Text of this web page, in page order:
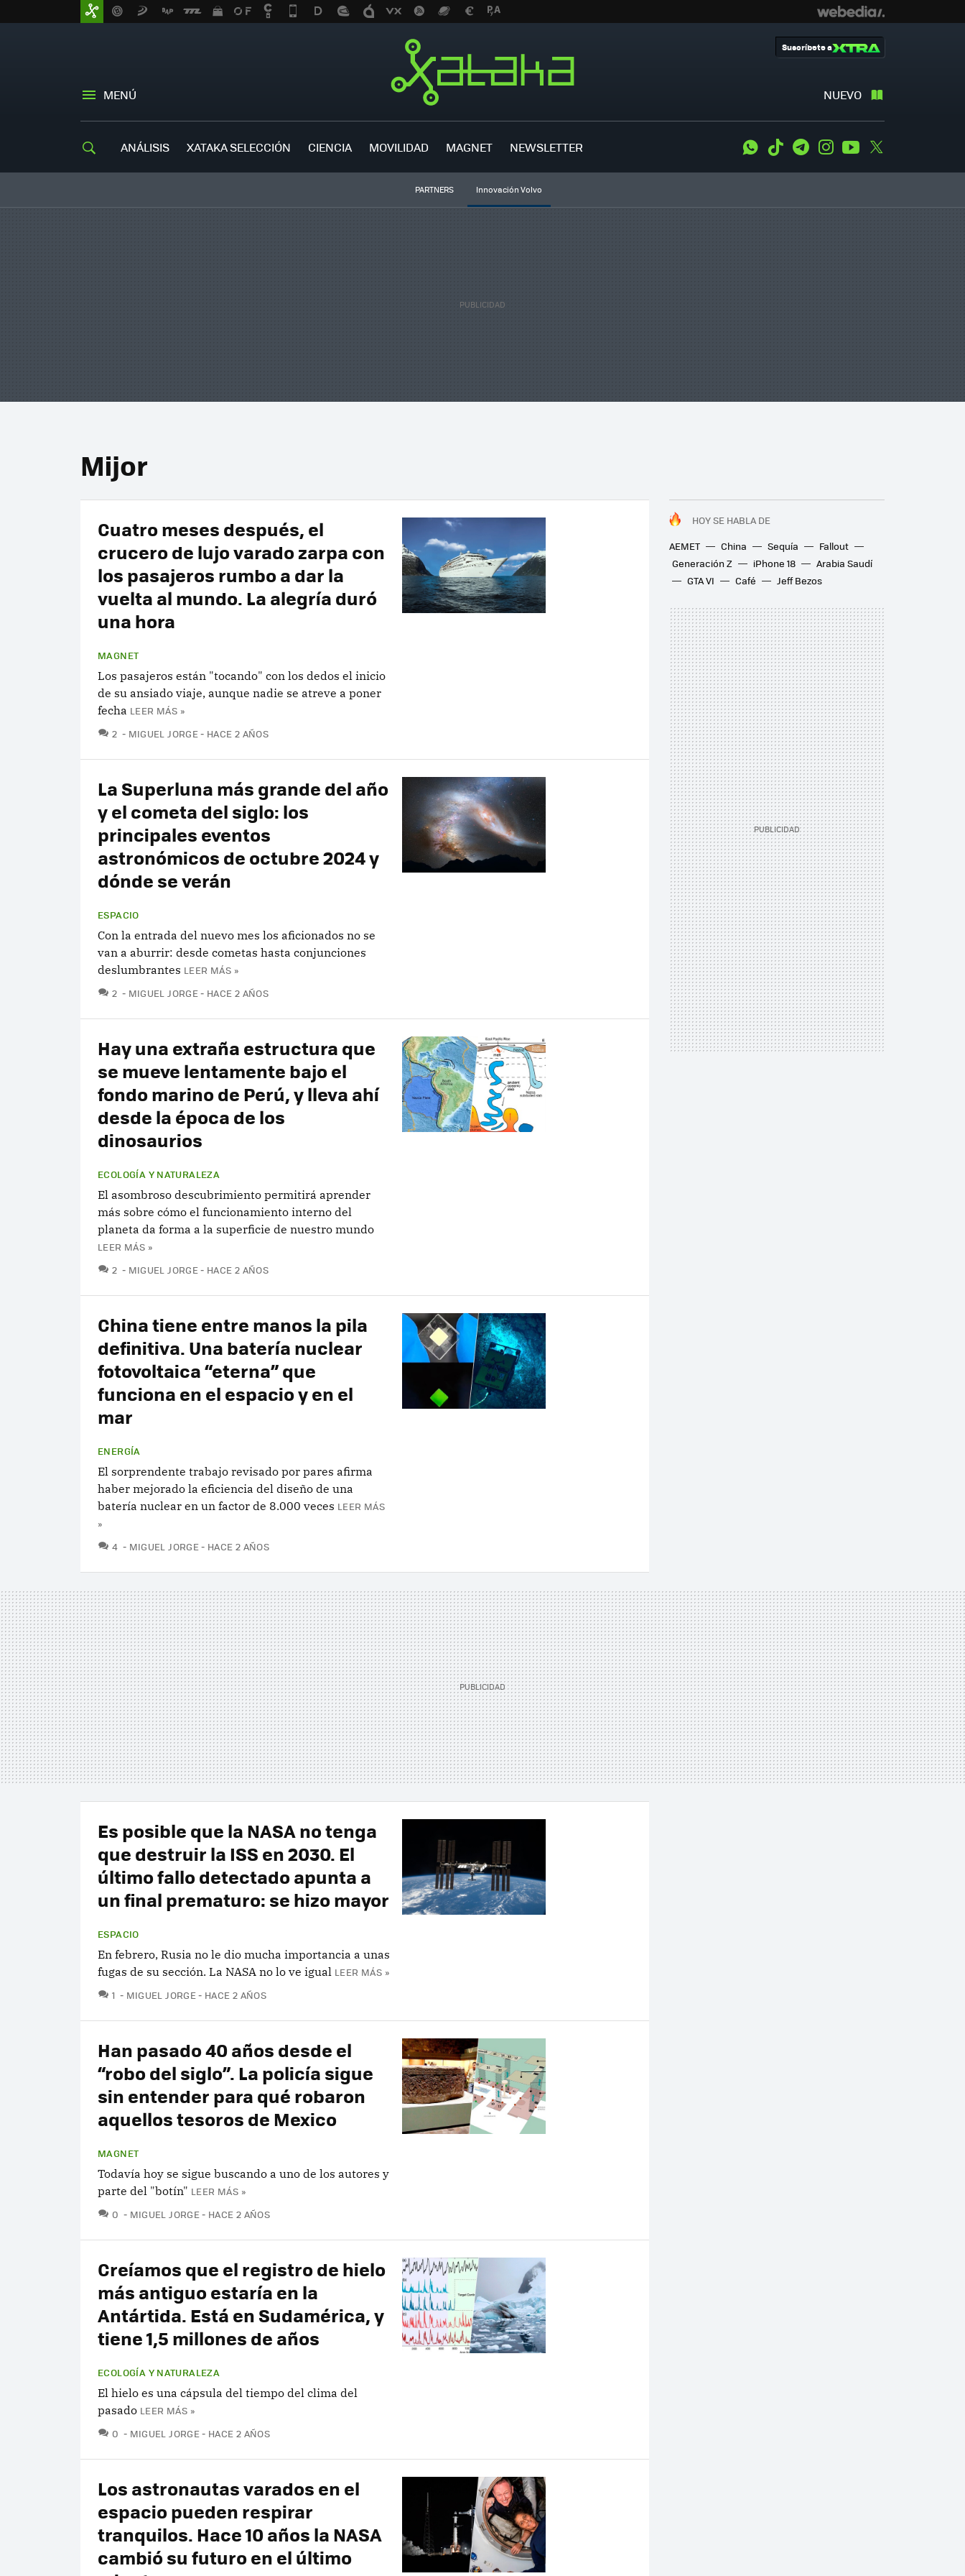
MENÚ NUEVO
Suscríbete a
ANÁLISIS XATAKA SELECCIÓN CIENCIA MOVILIDAD MAGNET NEWSLETTER WhatsApp
Tiktok TelegramInstagramYoutube
PARTNERS Innovación Volvo
Mijor
HOY SE HABLA DE
AEMET
China Sequía
Fallout
Generación Z
iPhone 18
Arabia Saudí
GTA VI
Café Jeff Bezos
Cuatro meses después, el
crucero de lujo varado zarpa con
los pasajeros rumbo a dar la
vuelta al mundo. La alegría duró
una hora
MAGNET
Los pasajeros están "tocando" con los dedos el inicio
de su ansiado viaje, aunque nadie se atreve a poner
fecha LEER MÁS »
2 COMENTARIOS
MIGUEL JORGE HACE 2 AÑOS
La Superluna más grande del año
y el cometa del siglo: los
principales eventos
astronómicos de octubre 2024 y
dónde se verán
ESPACIO
Con la entrada del nuevo mes los aficionados no se
van a aburrir: desde cometas hasta conjunciones
deslumbrantes LEER MÁS »
2 COMENTARIOS
MIGUEL JORGE HACE 2 AÑOS
Hay una extraña estructura que
se mueve lentamente bajo el
fondo marino de Perú, y lleva ahí
desde la época de los
dinosaurios
ECOLOGÍA Y NATURALEZA
El asombroso descubrimiento permitirá aprender
más sobre cómo el funcionamiento interno del
planeta da forma a la superficie de nuestro mundo
LEER MÁS »
2 COMENTARIOS
MIGUEL JORGE HACE 2 AÑOS
China tiene entre manos la pila
definitiva. Una batería nuclear
fotovoltaica “eterna” que
funciona en el espacio y en el
mar
ENERGÍA
El sorprendente trabajo revisado por pares afirma
haber mejorado la eficiencia del diseño de una
batería nuclear en un factor de 8.000 veces LEER MÁS
»
4 COMENTARIOS
MIGUEL JORGE HACE 2 AÑOS
Es posible que la NASA no tenga
que destruir la ISS en 2030. El
último fallo detectado apunta a
un final prematuro: se hizo mayor
ESPACIO
En febrero, Rusia no le dio mucha importancia a unas
fugas de su sección. La NASA no lo ve igual LEER MÁS »
1 COMENTARIOS
MIGUEL JORGE HACE 2 AÑOS
Han pasado 40 años desde el
“robo del siglo”. La policía sigue
sin entender para qué robaron
aquellos tesoros de Mexico
MAGNET
Todavía hoy se sigue buscando a uno de los autores y
parte del "botín" LEER MÁS »
0 COMENTARIOS
MIGUEL JORGE HACE 2 AÑOS
Creíamos que el registro de hielo
más antiguo estaría en la
Antártida. Está en Sudamérica, y
tiene 1,5 millones de años
ECOLOGÍA Y NATURALEZA
El hielo es una cápsula del tiempo del clima del
pasado LEER MÁS »
0 COMENTARIOS
MIGUEL JORGE HACE 2 AÑOS
Los astronautas varados en el
espacio pueden respirar
tranquilos. Hace 10 años la NASA
cambió su futuro en el último